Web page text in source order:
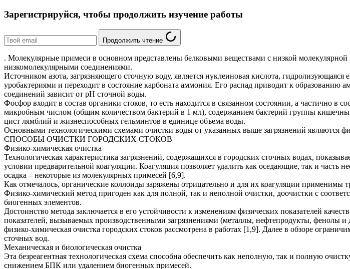
Зарегистрируйся, чтобы продолжить изучение работы
Продолжить чтение
. Молекулярные примеси в основном представлены белковыми веществами с низкой
низкомолекулярными соединениями.
Источником азота, загрязняющего сточную воду, является нуклеиновая кислота,
уробактериями и переходит в состояние карбоната аммония. Его распад приводит к
соединений зависит от рН сточной воды.
Фосфор входит в состав органики стоков, то есть находится в связанном состоянии, а частично
микробным числом (общим количеством бактерий в 1 мл), содержанием бактерий группы кишечных
цист лямблий и жизнеспособных гельминтов в единице объема воды.
Основными технологическими схемами очистки воды от указанных выше загрязнений являются
СПОСОБЫ ОЧИСТКИ ГОРОДСКИХ СТОКОВ
Физико-химическая очистка
Технологическая характеристика загрязнений, содержащихся в городских сточных водах,
условии предварительной коагуляции. Коагуляция позволяет удалить как оседающие, так и
осадка – некоторые из молекулярных примесей [6,9].
Как отмечалось, органические коллоиды заряжены отрицательно и для их коагуляции
Физико-химический метод пригоден как для полной, так и неполной очистки, доочистки с
биогенных элементов.
Достоинство метода заключается в его устойчивости к изменениям физических показателей
показателей, вызываемых производственными загрязнениями (металлы, нефтепродукты, фенолы
физико-химическая очистка городских стоков рассмотрена в работах [1,9]. Далее в обзоре
сточных вод.
Механическая и биологическая очистка
Эта безреагентная технологическая схема способна обеспечить как неполную, так и полную
снижением БПК или удалением биогенных примесей.